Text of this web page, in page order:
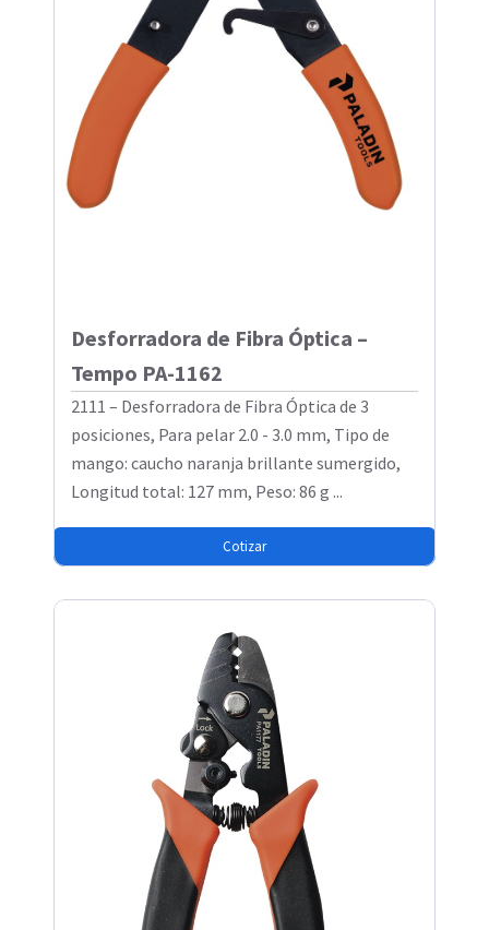
Desforradora de Fibra Óptica –
Tempo PA-1162
2111 – Desforradora de Fibra Óptica de 3
posiciones, Para pelar 2.0 - 3.0 mm, Tipo de
mango: caucho naranja brillante sumergido,
Longitud total: 127 mm, Peso: 86 g ...
Cotizar